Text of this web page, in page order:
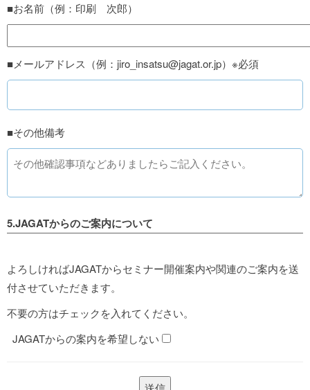
■お名前（例：印刷 次郎）
■メールアドレス（例：jiro_insatsu@jagat.or.jp）※必須
■その他備考
5.JAGATからのご案内について
よろしければJAGATからセミナー開催案内や関連のご案内を送
付させていただきます。
不要の方はチェックを入れてください。
JAGATからの案内を希望しない